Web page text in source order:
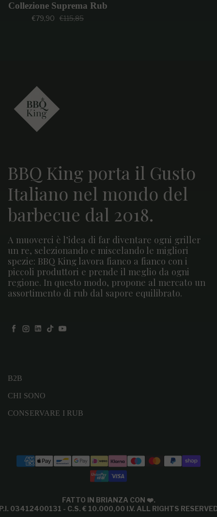
Collezione Suprema Rub
Prezzo di vendita
€79,90 Prezzo regolare
€115,85
BBQ King porta il Gusto
Italiano nel mondo del
barbecue dal 2018.
A muoverci è l’idea di far diventare ogni griller
un re, selezionando e miscelando le migliori
spezie: BBQ King lavora fianco a fianco con i
piccoli produttori e prende il meglio da ogni
regione. In questo modo, propone al mercato un
assortimento di rub dal sapore equilibrato.
Facebook
Instagram
LinkedIn
TikTokYouTube
B2B
CHI SONO
CONSERVARE I RUB
Modalità di pagamento
FATTO IN BRIANZA CON ❤️.
03412400131 - C.S. € 10.000,00 I.V. ALL RIGHTS